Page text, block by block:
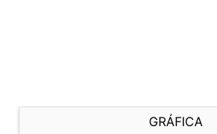
GRÁFICA